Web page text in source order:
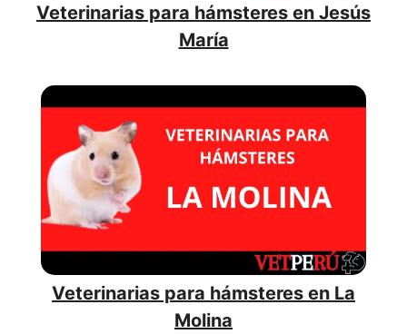
Veterinarias para hámsteres en Jesús
María
Veterinarias para hámsteres en La
Molina